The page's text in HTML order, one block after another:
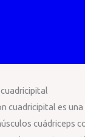
cuadricipital es
cuádriceps